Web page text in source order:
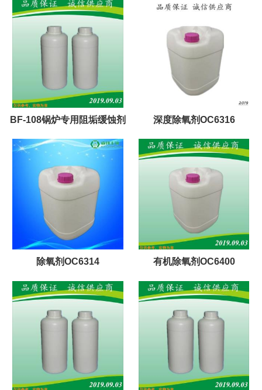
BF-108锅炉专用阻垢缓蚀剂 深度除氧剂OC6316
除氧剂OC6314 有机除氧剂OC6400